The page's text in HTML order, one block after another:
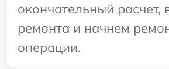
окончательный расчет,
ремонта и начнем
операции.